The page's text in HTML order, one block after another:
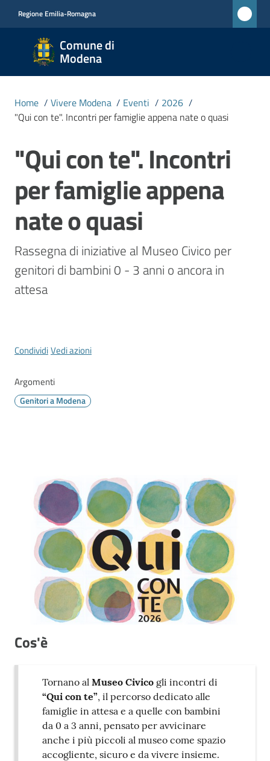
Regione Emilia-Romagna
Comune di
Modena
Comune
di
Modena
CIVICA
MONET
Amministrazione
Novità
Vivere
Modena
Home / Vivere Modena / Eventi / 2026 /
"Qui con te". Incontri per famiglie appena nate o quasi
Salta al contenuto
"Qui con te". Incontri
per famiglie appena
nate o quasi
Rassegna di iniziative al Museo Civico per
genitori di bambini 0 - 3 anni o ancora in
attesa
CondividiVedi azioni
Argomenti
Genitori a Modena
Cos'è
Tornano alMuseo Civico gli incontri di
“Qui con te”, il percorso dedicato alle
famiglie in attesa e a quelle con bambini
da 0 a 3 anni, pensato per avvicinare
anche i più piccoli al museo come spazio
accogliente, sicuro e da vivere insieme.